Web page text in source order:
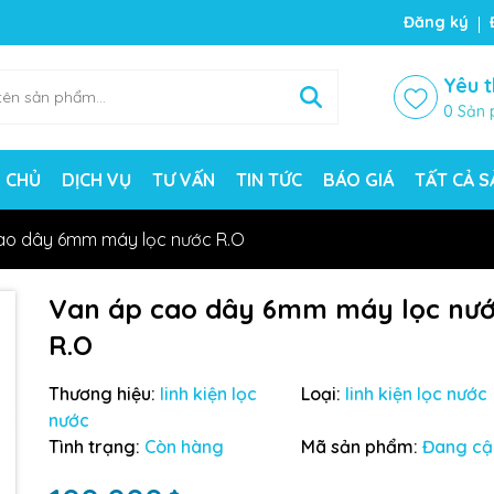
chờ đợi bạn Đăng ký
Yêu
0 Sản
DỊCH VỤ TƯ VẤN TIN TỨC BÁO GIÁ TẤT CẢ
dây 6mm máy lọc nước R.O
Van áp cao dây 6mm máy lọc
R.O
Thương hiệu: linh kiện lọc
nước
Loại: linh kiện lọc nước
Tình trạng: Còn hàng Mã sản phẩm: Đang
Mã giảm giá:
Ngày hết hạn: